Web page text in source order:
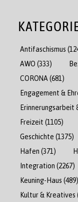
Antifaschismus
AWO (333)
CORONA (681)
Engagement &
Erinnerungsarbeit
Freizeit (1105)
Geschichte (1375)
Hafen (371)
Integration (2267)
Keuning-Haus (489)
Kultur & Kreatives